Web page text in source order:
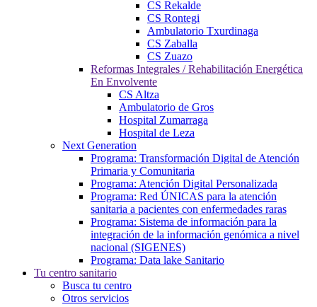
CS Rekalde
CS Rontegi
Ambulatorio Txurdinaga
CS Zaballa
CS Zuazo
Reformas Integrales / Rehabilitación Energética
En Envolvente
CS Altza
Ambulatorio de Gros
Hospital Zumarraga
Hospital de Leza
Next Generation
Programa: Transformación Digital de Atención
Primaria y Comunitaria
Programa: Atención Digital Personalizada
Programa: Red ÚNICAS para la atención
sanitaria a pacientes con enfermedades raras
Programa: Sistema de información para la
integración de la información genómica a nivel
nacional (SIGENES)
Programa: Data lake Sanitario
Tu centro sanitario
Busca tu centro
Otros servicios